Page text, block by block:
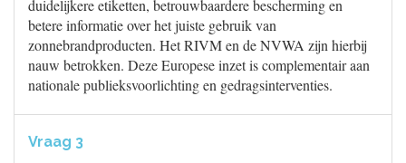
duidelijkere etiketten, betrouwbaardere bescherming en
betere informatie over het juiste gebruik van
zonnebrandproducten. Het RIVM en de NVWA zijn hierbij
nauw betrokken. Deze Europese inzet is complementair aan
nationale publieksvoorlichting en gedragsinterventies.
Vraag 3